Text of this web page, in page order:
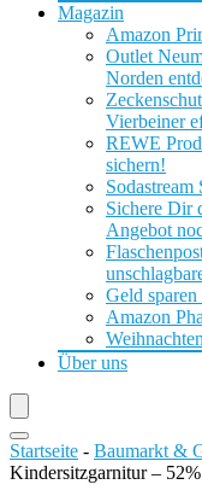
Magazin
Amazon
Outlet
Norden
Vierbeiner
REWE
sichern!
Sichere Dir
Angebot
Geld
Amazon
Über uns
Startseite - Baumarkt &
Kindersitzgarnitur –